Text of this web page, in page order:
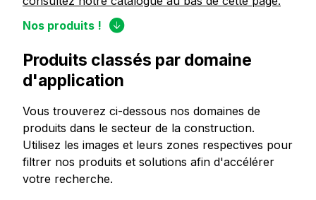
Nos produits !
Produits classés par domaine
d'application
Vous trouverez ci-dessous nos domaines de
produits dans le secteur de la construction.
Utilisez les images et leurs zones respectives pour
filtrer nos produits et solutions afin d'accélérer
votre recherche.